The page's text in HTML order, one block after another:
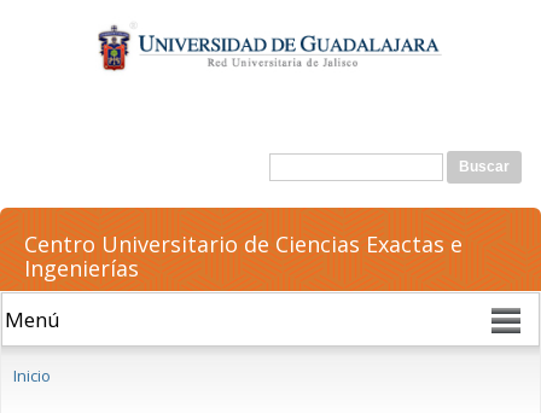
contenido
principal
Formulario de búsqueda
Buscar
Centro Universitario de Ciencias Exactas e
Ingenierías
Inicio